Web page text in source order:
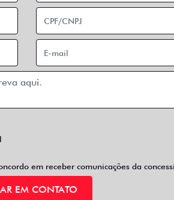
em receber comunicações da
EM CONTATO